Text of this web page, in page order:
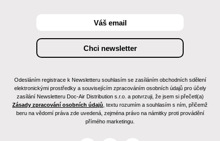
Odesláním registrace k Newsletteru souhlasím se zasíláním obchodních sdělení
elektronickými prostředky a souvisejícím zpracováním osobních údajů pro účely
zasílání Newsletteru Doc-Air Distribution s.r.o. a potvrzuji, že jsem si přečetl(a)
Zásady zpracování osobních údajů , textu rozumím a souhlasím s ním, přičemž
beru na vědomí práva zde uvedená, zejména právo na námitky proti provádění
přímého marketingu.